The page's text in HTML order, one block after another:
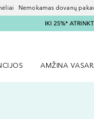
Nemokamas dovanų
IKI 25%*
AMŽINA